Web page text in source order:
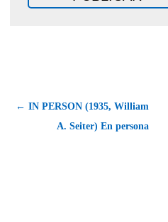
← IN PERSON (1935, William
A. Seiter) En persona